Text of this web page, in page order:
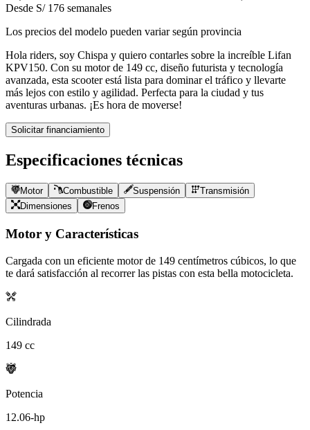
Desde S/ 176 semanales
Los precios del modelo pueden variar según provincia
Hola riders, soy Chispa y quiero contarles sobre la increíble Lifan
KPV150. Con su motor de 149 cc, diseño futurista y tecnología
avanzada, esta scooter está lista para dominar el tráfico y llevarte
más lejos con estilo y agilidad. Perfecta para la ciudad y tus
aventuras urbanas. ¡Es hora de moverse!
Solicitar financiamiento
Especificaciones técnicas
Motor Combustible Suspensión
Transmisión
Dimensiones
Frenos
Motor y Características
Cargada con un eficiente motor de 149 centímetros cúbicos, lo que
te dará satisfacción al recorrer las pistas con esta bella motocicleta.
Cilindrada
149 cc
Potencia
12.06-hp